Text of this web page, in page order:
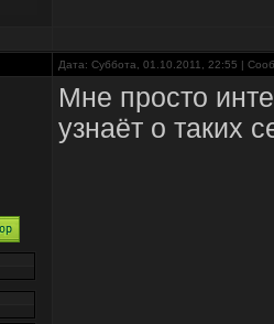
Дата: Суббота, 01.10.2011, 22:55 |
Мне просто
узнаёт о таких